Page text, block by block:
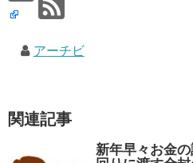
アーチビ
関連記事
新年早々お金